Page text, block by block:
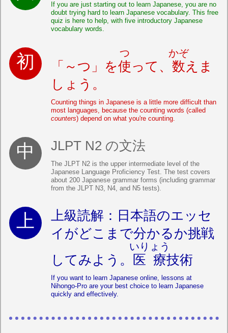
If you are just starting out to learn Japanese, you are no
doubt trying hard to learn Japanese vocabulary. This free
quiz is here to help, with five introductory Japanese
vocabulary words.
「～つ」を使
つ
って、 数
かぞ
えま
しょう。
Counting things in Japanese is a little more difficult than
most languages, because the counting words (called
counters) depend on what you're counting.
JLPT N2 の文法
The JLPT N2 is the upper intermediate level of the
Japanese Language Proficiency Test. The test covers
about 200 Japanese grammar forms (including grammar
from the JLPT N3, N4, and N5 tests).
上級読解：日本語のエッセ
イがどこまで分かるか挑戦
してみよう。 医療
いりょう
技術
If you want to learn Japanese online, lessons at
Nihongo-Pro are your best choice to learn Japanese
quickly and effectively.